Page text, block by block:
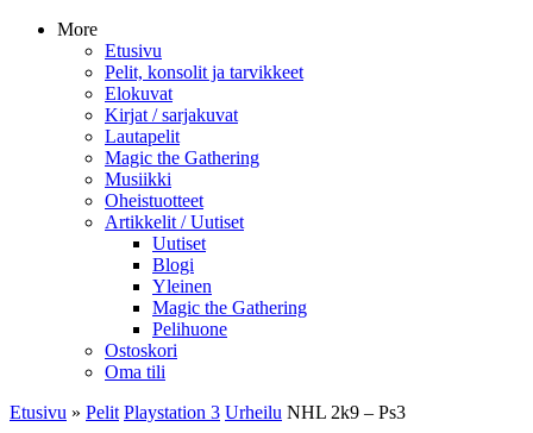
More
Etusivu
Pelit, konsolit ja tarvikkeet
Elokuvat
Kirjat / sarjakuvat
Lautapelit
Magic the Gathering
Musiikki
Oheistuotteet
Artikkelit / Uutiset
Uutiset
Blogi
Yleinen
Magic the Gathering
Pelihuone
Ostoskori
Oma tili
Etusivu » Pelit Playstation 3 Urheilu NHL 2k9 – Ps3